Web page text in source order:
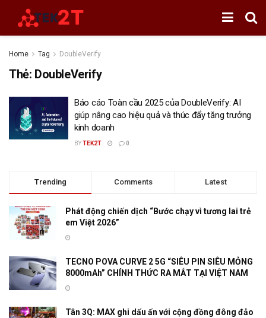
Home Tag DoubleVerify
Thẻ: DoubleVerify
Báo cáo Toàn cầu 2025 của DoubleVerify: AI
giúp nâng cao hiệu quả và thúc đẩy tăng trưởng
kinh doanh
BYTEK2T 0
Trending Comments Latest
Phát động chiến dịch “Bước chạy vì tương lai trẻ
em Việt 2026”
TECNO POVA CURVE 2 5G “SIÊU PIN SIÊU MỎNG
8000mAh” CHÍNH THỨC RA MẮT TẠI VIỆT NAM
Tân 3Q: MAX ghi dấu ấn với cộng đồng đông đảo